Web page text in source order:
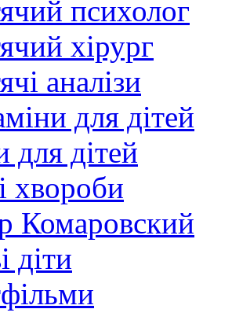
психолог
хірург
аналізи
для дітей
для дітей
хвороби
Комаровский
діти